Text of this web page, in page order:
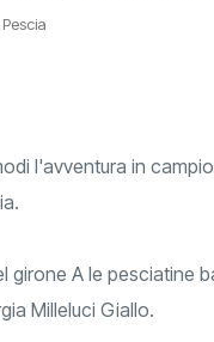
l'avventura in
girone A le pesciatine
Milleluci Giallo.